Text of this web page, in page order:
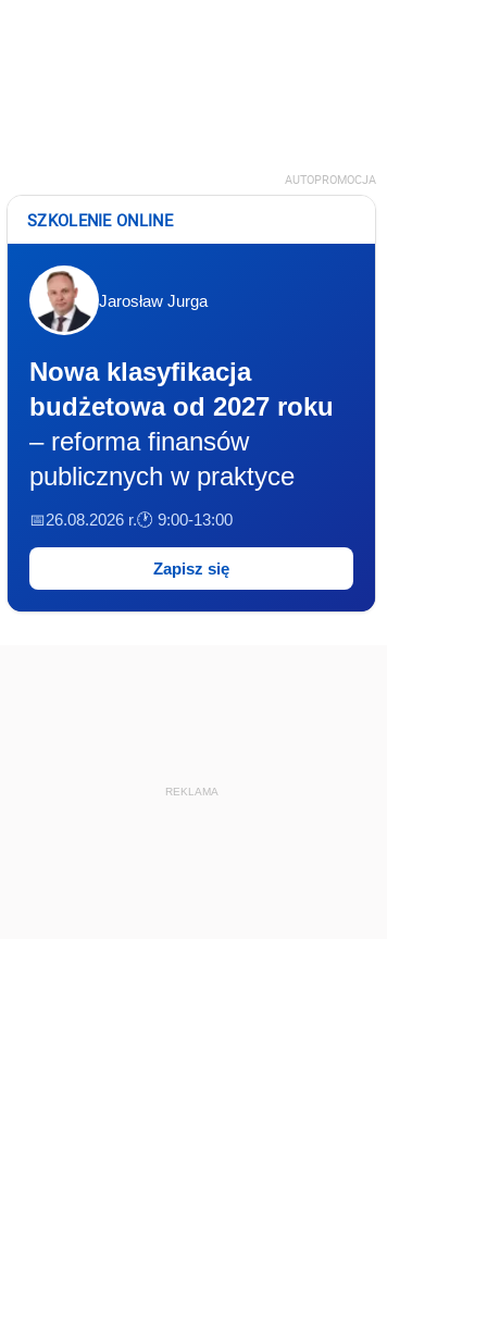
AUTOPROMOCJA
SZKOLENIE ONLINE
Jarosław Jurga
Nowa klasyfikacja
budżetowa od 2027 roku
– reforma finansów
publicznych w praktyce
📅26.08.2026 r.🕐 9:00-13:00
Zapisz się
REKLAMA